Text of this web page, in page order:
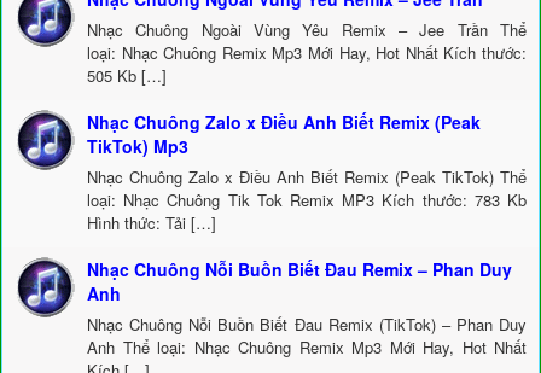
Nhạc Chuông Ngoài Vùng Yêu Remix – Jee Trần Thể
loại: Nhạc Chuông Remix Mp3 Mới Hay, Hot Nhất Kích thước:
505 Kb […]
Nhạc Chuông Zalo x Điều Anh Biết Remix (Peak
TikTok) Mp3
Nhạc Chuông Zalo x Điều Anh Biết Remix (Peak TikTok) Thể
loại: Nhạc Chuông Tik Tok Remix MP3 Kích thước: 783 Kb
Hình thức: Tải […]
Nhạc Chuông Nỗi Buồn Biết Đau Remix – Phan Duy
Anh
Nhạc Chuông Nỗi Buồn Biết Đau Remix (TikTok) – Phan Duy
Anh Thể loại: Nhạc Chuông Remix Mp3 Mới Hay, Hot Nhất